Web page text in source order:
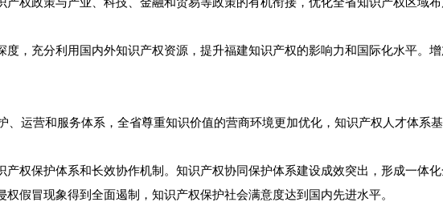
充分利用国内外知识产权资源，提升福建知识产权的影响力和国际化水平。
营和服务体系，全省尊重知识价值的营商环境更加优化，知识产权人才体系
护体系和长效协作机制。知识产权协同保护体系建设成效突出，形成一体化
假冒现象得到全面遏制，知识产权保护社会满意度达到国内先进水平。